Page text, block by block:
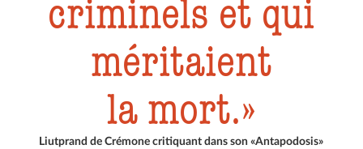
criminels et qui
méritaient
la mort.
Liutprand de Crémone critiquant dans son «Antapodosis»